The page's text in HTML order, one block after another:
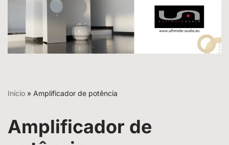
Início » Amplificador de potência
Amplificador de